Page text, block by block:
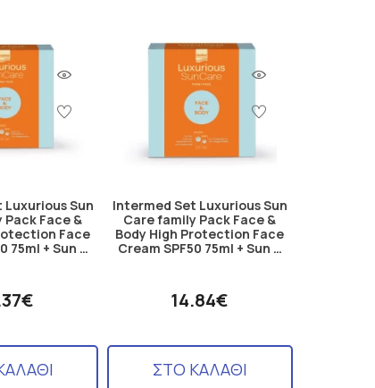
Sun
Face &
Face
75ml + Sun …
Intermed Set Luxurious Sun
Care family Pack Face &
Body High Protection Face
Cream SPF50 75ml + Sun …
14.84€
ΣΤΟ ΚΑΛΑΘΙ